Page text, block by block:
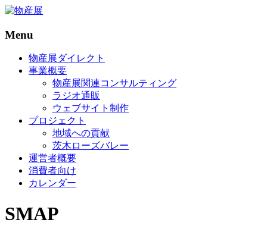
物
国
Menu
物産展ダイレクト
事業概要
物産展関連コンサルティング
ラジオ通販
ウェブサイト制作
プロジェクト
地域への貢献
茨木ローズバレー
運営者概要
消費者向け
カレンダー
SMAP